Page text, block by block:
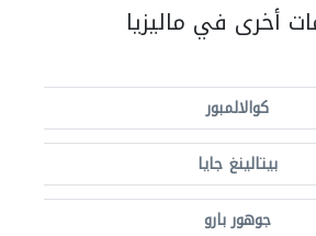
أخرى في ماليزيا
كوالالمبور
بيتالينغ جايا
جوهور بارو